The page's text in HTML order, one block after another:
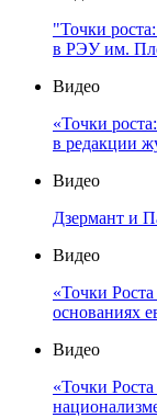
"Точки
в РЭУ им.
Видео
«Точки
в редакции
Видео
Дзермант и
Видео
«Точки
основаниях
Видео
«Точки